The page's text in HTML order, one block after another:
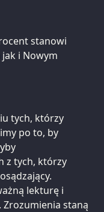
stanowi
i Nowym
tych, którzy
po to, by
z tych, którzy
lekturę i
staną